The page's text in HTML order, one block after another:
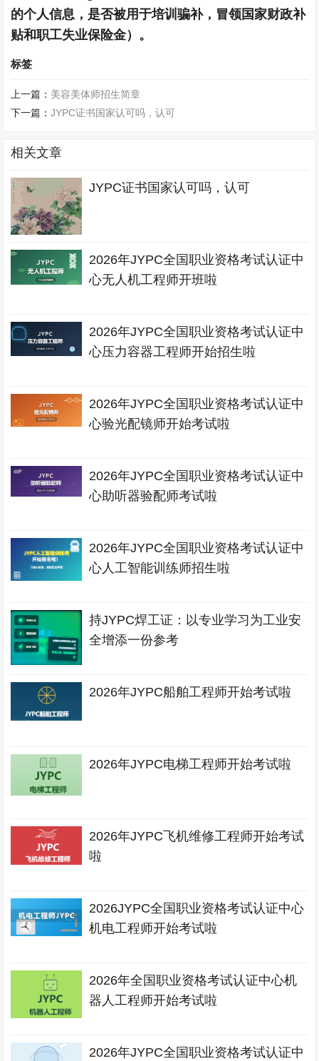
的个人信息，是否被用于培训骗补，冒领国家财政补
贴和职工失业保险金）。
标签
上一篇： 美容美体师招生简章
下一篇：JYPC证书国家认可吗，认可
相关文章
JYPC证书国家认可吗，认可
2026年JYPC全国职业资格考试认证中
心无人机工程师开班啦
2026年JYPC全国职业资格考试认证中
心压力容器工程师开始招生啦
2026年JYPC全国职业资格考试认证中
心验光配镜师开始考试啦
2026年JYPC全国职业资格考试认证中
心助听器验配师考试啦
2026年JYPC全国职业资格考试认证中
心人工智能训练师招生啦
持JYPC焊工证：以专业学习为工业安
全增添一份参考
2026年JYPC船舶工程师开始考试啦
2026年JYPC电梯工程师开始考试啦
2026年JYPC飞机维修工程师开始考试
啦
2026JYPC全国职业资格考试认证中心
机电工程师开始考试啦
2026年全国职业资格考试认证中心机
器人工程师开始考试啦
2026年JYPC全国职业资格考试认证中